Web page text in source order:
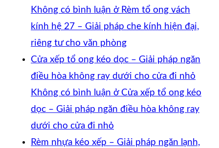
Không có bình luận ở Rèm tổ ong vách
kính hệ 27 – Giải pháp che kính hiện đại,
riêng tư cho văn phòng
Cửa xếp tổ ong kéo dọc – Giải pháp ngăn
điều hòa không ray dưới cho cửa đi nhỏ
Không có bình luận ở Cửa xếp tổ ong kéo
dọc – Giải pháp ngăn điều hòa không ray
dưới cho cửa đi nhỏ
Rèm nhựa kéo xếp – Giải pháp ngăn lạnh,